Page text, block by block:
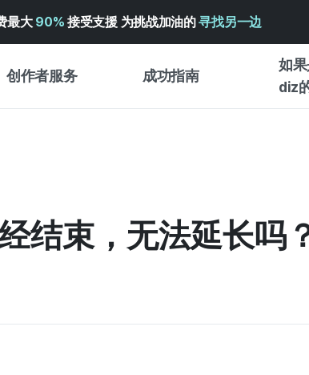
最大 90% 接受支援 为挑战加油的寻找另一边
创作者服务 成功指南
如
diz
奖励 ↗︎
成功项目故事
创作型
商务型
结束，无法延长吗